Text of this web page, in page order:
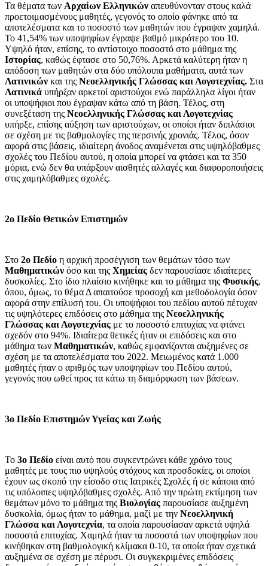
Τα θέματα των Αρχαίων Ελληνικών απευθύνονταν στους καλά
προετοιμασμένους μαθητές, γεγονός το οποίο φάνηκε από τα
αποτελέσματα και το ποσοστό των μαθητών που έγραψαν χαμηλά.
Το 41,54% των υποψηφίων έγραψε βαθμό μικρότερο του 10.
Υψηλό ήταν, επίσης, το αντίστοιχο ποσοστό στο μάθημα της
Ιστορίας, καθώς έφτασε στο 50,76%. Αρκετά καλύτερη ήταν η
απόδοση των μαθητών στα δύο υπόλοιπα μαθήματα, αυτά των
Λατινικών και της Νεοελληνικής Γλώσσας και Λογοτεχνίας. Στα
Λατινικά υπήρξαν αρκετοί αριστούχοι ενώ παράλληλα λίγοι ήταν
οι υποψήφιοι που έγραψαν κάτω από τη βάση. Τέλος, στη
συνεξέταση της Νεοελληνικής Γλώσσας και Λογοτεχνίας
υπήρξε, επίσης αύξηση των αριστούχων, οι οποίοι ήταν διπλάσιοι
σε σχέση με τις βαθμολογίες της περσινής χρονιάς. Τέλος, όσον
αφορά στις βάσεις, ιδιαίτερη άνοδος αναμένεται στις υψηλόβαθμες
σχολές του Πεδίου αυτού, η οποία μπορεί να φτάσει και τα 350
μόρια, ενώ δεν θα υπάρξουν αισθητές αλλαγές και διαφοροποιήσεις
στις χαμηλόβαθμες σχολές.
2ο Πεδίο Θετικών Επιστημών
Στο 2ο Πεδίο η αρχική προσέγγιση των θεμάτων τόσο των
Μαθηματικών όσο και της Χημείας δεν παρουσίασε ιδιαίτερες
δυσκολίες. Στο ίδιο πλαίσιο κινήθηκε και το μάθημα της Φυσικής,
όπου, όμως, το θέμα Δ απαιτούσε προσοχή και μεθοδολογία όσον
αφορά στην επίλυσή του. Οι υποψήφιοι του πεδίου αυτού πέτυχαν
τις υψηλότερες επιδόσεις στο μάθημα της Νεοελληνικής
Γλώσσας και Λογοτεχνίας με το ποσοστό επιτυχίας να φτάνει
σχεδόν στο 94%. Ιδιαίτερα θετικές ήταν οι επιδόσεις και στο
μάθημα των Μαθηματικών, καθώς εμφανίζονται αυξημένες σε
σχέση με τα αποτελέσματα του 2022. Μειωμένος κατά 1.000
μαθητές ήταν ο αριθμός των υποψηφίων του Πεδίου αυτού,
γεγονός που ωθεί προς τα κάτω τη διαμόρφωση των βάσεων.
3ο Πεδίο Επιστημών Υγείας και Ζωής
Το 3ο Πεδίο είναι αυτό που συγκεντρώνει κάθε χρόνο τους
μαθητές με τους πιο υψηλούς στόχους και προσδοκίες, οι οποίοι
έχουν ως σκοπό την είσοδο στις Ιατρικές Σχολές ή σε κάποια από
τις υπόλοιπες υψηλόβαθμες σχολές. Από την πρώτη εκτίμηση των
θεμάτων μόνο το μάθημα της Βιολογίας παρουσίασε αυξημένη
δυσκολία, όμως ήταν το μάθημα, μαζί με την Νεοελληνική
Γλώσσα και Λογοτεχνία, τα οποία παρουσίασαν αρκετά υψηλά
ποσοστά επιτυχίας. Χαμηλά ήταν τα ποσοστά των υποψηφίων που
κινήθηκαν στη βαθμολογική κλίμακα 0-10, τα οποία ήταν σχετικά
αυξημένα σε σχέση με πέρυσι. Οι συγκεκριμένες επιδόσεις